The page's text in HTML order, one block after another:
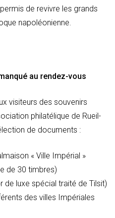
de revivre les grands
napoléonienne.
au rendez-vous
visiteurs des souvenirs
philatélique de Rueil-
de documents :
« Ville Impérial »
de 30 timbres)
de luxe spécial traité de Tilsit)
des villes Impériales